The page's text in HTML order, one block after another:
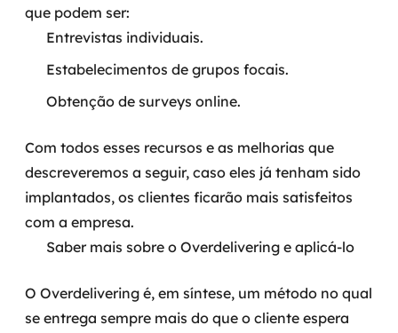
que podem ser:
Entrevistas individuais.
Estabelecimentos de grupos focais.
Obtenção de surveys online.
Com todos esses recursos e as melhorias que
descreveremos a seguir, caso eles já tenham sido
implantados, os clientes ficarão mais satisfeitos
com a empresa.
Saber mais sobre o Overdelivering e aplicá-lo
O Overdelivering é, em síntese, um método no qual
se entrega sempre mais do que o cliente espera